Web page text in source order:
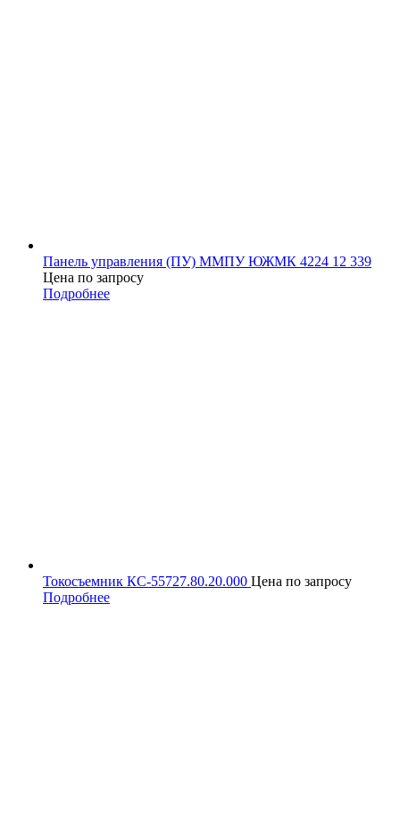
Панель управления (ПУ) ММПУ ЮЖМК 4224 12 339
Цена по запросу
Подробнее
Токосъемник КС-55727.80.20.000 Цена по запросу
Подробнее